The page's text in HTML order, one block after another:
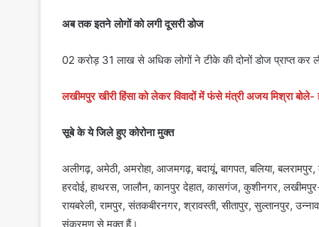
अब तक इतने लोगों को लगी दूसरी डोज
02 करोड़ 31 लाख से अधिक लोगों ने टीके की दोनों डोज प्राप्त कर
लखीमपुर खीरी हिंसा को लेकर विवादों में फंसे मंत्री अजय मिश्रा
सूबे के ये जिले हुए कोरोना मुक्त
अलीगढ़, अमेठी, अमरोहा, आजमगढ़, बदायूं, बागपत, बलिया, बलरामपुर,
हरदोई, हाथरस, जालौन, कानपुर देहात, कासगंज, कुशीनगर,
रायबरेली, रामपुर, संतकबीरनगर, श्रावस्ती, सीतापुर, सुल्तानपुर,
संक्रमण से मुक्त हैं।